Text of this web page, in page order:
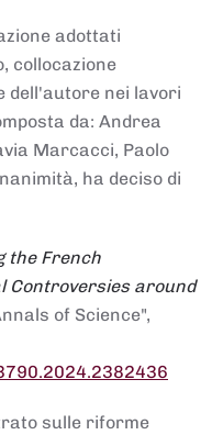
adottati
collocazione
dell'autore nei lavori
da: Andrea
Marcacci, Paolo
ha deciso di
the French
Controversies around
of Science",
sulle riforme